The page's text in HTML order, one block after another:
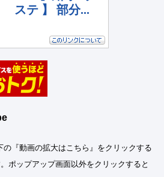
『動画の拡大はこちら』をクリックする
ポップアップ画面以外をクリックすると